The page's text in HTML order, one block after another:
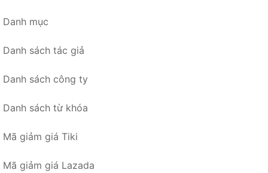
Danh mục
Danh sách tác giả
Danh sách công ty
Danh sách từ khóa
Mã giảm giá Tiki
Mã giảm giá Lazada